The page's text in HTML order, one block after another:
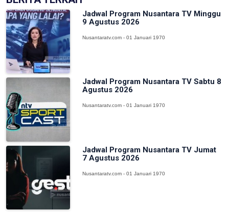
Jadwal Program Nusantara TV Minggu
9 Agustus 2026
Nusantaratv.com - 01 Januari 1970
Jadwal Program Nusantara TV Sabtu 8
Agustus 2026
Nusantaratv.com - 01 Januari 1970
Jadwal Program Nusantara TV Jumat
7 Agustus 2026
Nusantaratv.com - 01 Januari 1970